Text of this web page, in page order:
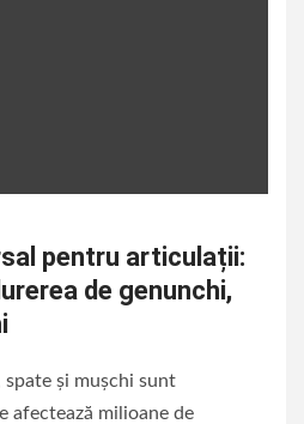
pentru articulații:
de genunchi,
spate și mușchi sunt
afectează milioane de